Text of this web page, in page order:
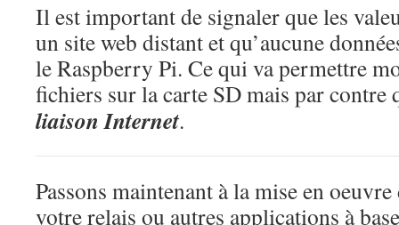
Il est important de signaler que les
un site web distant et qu’aucune
le Raspberry Pi. Ce qui va permettre
fichiers sur la carte SD mais par
liaison Internet.
Passons maintenant à la mise en
votre relais ou autres applications à